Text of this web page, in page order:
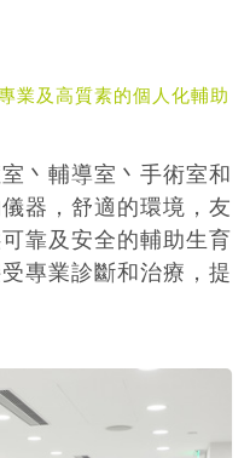
業及高質素的個人化輔助
丶輔導室丶手術室和
器，舒適的環境，友
靠及安全的輔助生育
專業診斷和治療，提